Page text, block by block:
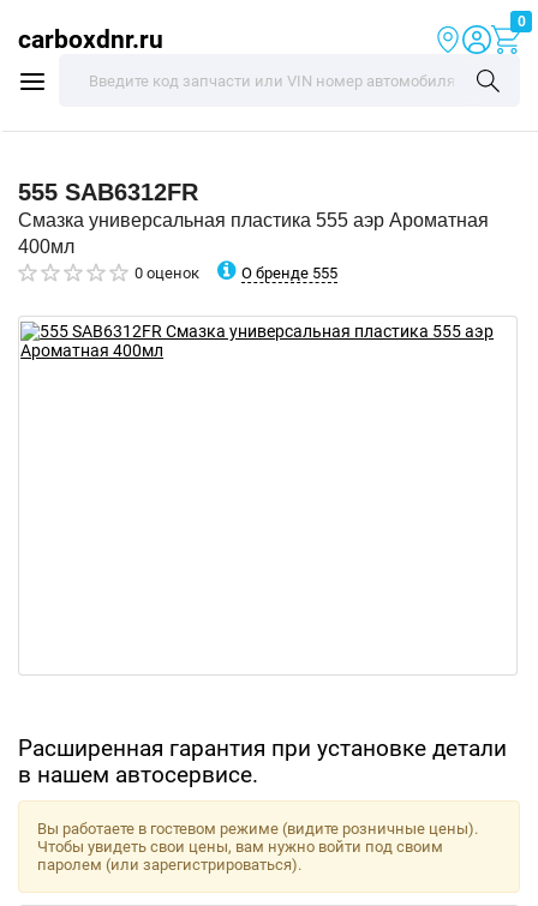
carboxdnr.ru
0
555 SAB6312FR
Смазка универсальная пластика 555 аэр Ароматная
400мл
0 оценок О бренде 555
Расширенная гарантия при установке детали
в нашем автосервисе.
Вы работаете в гостевом режиме (видите розничные цены).
Чтобы увидеть свои цены, вам нужно войти под своим
паролем (или зарегистрироваться).